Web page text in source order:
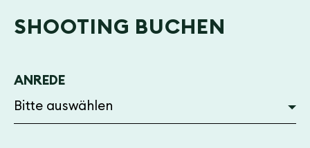
SHOOTING BUCHEN
ANREDE